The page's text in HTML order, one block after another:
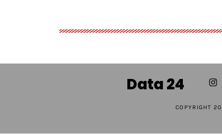
Data 24
COPYRIGHT